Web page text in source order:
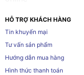
HỖ TRỢ KHÁCH HÀNG
Tin khuyến mại
Tư vấn sản phẩm
Hướng dẫn mua hàng
Hình thức thanh toán